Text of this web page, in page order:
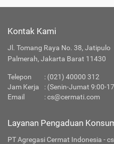
Kontak Kami
Jl. Tomang Raya No. 38, Jatipulo
Palmerah, Jakarta Barat 11430
Telepon : (021) 40000 312
Jam Kerja
: (Senin-Jumat 9:00-
Email
:cs@cermati.com
Layanan Pengaduan
PT Agregasi Cermat Indonesia -